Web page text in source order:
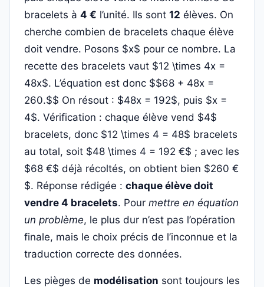
bracelets à 4 € l’unité. Ils sont 12 élèves. On
cherche combien de bracelets chaque élève
doit vendre. Posons $x$ pour ce nombre. La
recette des bracelets vaut $12 \times 4x =
48x$. L’équation est donc $$68 + 48x =
260.$$ On résout : $48x = 192$, puis $x =
4$. Vérification : chaque élève vend $4$
bracelets, donc $12 \times 4 = 48$ bracelets
au total, soit $48 \times 4 = 192 €$ ; avec les
$68 €$ déjà récoltés, on obtient bien $260 €
$. Réponse rédigée : chaque élève doit
vendre 4 bracelets. Pour mettre en équation
un problème, le plus dur n’est pas l’opération
finale, mais le choix précis de l’inconnue et la
traduction correcte des données.
Les pièges de modélisation sont toujours les